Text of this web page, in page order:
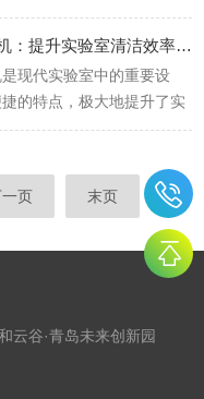
、漏斗、托盘、盒子，压
、诊断、化妆品和食品。
的缩写，指
全自动实验室洗瓶机：提升实验室清洁效率的关键设备
现代实验室中的重要设
的特点，极大地提升了实
环境。其主要功能是通过
瓶子等进行清洗，帮助实
确保实验过程...
页 末页
云谷·青岛未来创新园